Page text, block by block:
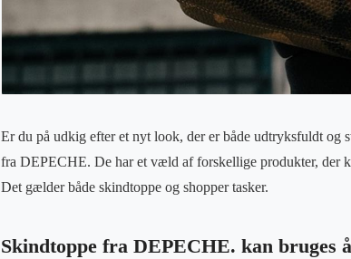
Er du på udkig efter et nyt look, der er både udtryksfuldt
fra DEPECHE. De har et væld af forskellige produkter, der
Det gælder både skindtoppe og shopper tasker.
Skindtoppe fra DEPECHE. kan bruges